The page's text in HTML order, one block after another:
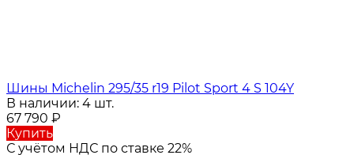
Шины Michelin 295/35 r19 Pilot Sport 4 S 104Y
В наличии: 4 шт.
67 790 ₽
Купить
С учётом НДС по ставке 22%